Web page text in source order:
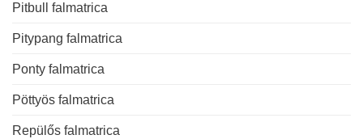
Pitbull falmatrica
Pitypang falmatrica
Ponty falmatrica
Pöttyös falmatrica
Repülős falmatrica